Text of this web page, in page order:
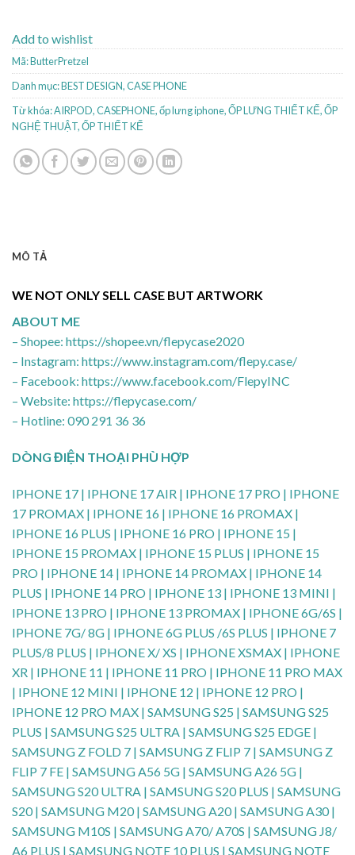
Add to wishlist
Mã:ButterPretzel
Danh mục:BEST DESIGN,CASE PHONE
Từ khóa:AIRPOD,CASEPHONE,ốp lưng iphone,ỐP LƯNG THIẾT KẾ,ỐP
NGHỆ THUẬT,ỐP THIẾT KẾ
MÔ TẢ
WE NOT ONLY SELL CASE BUT ARTWORK
ABOUT ME
– Shopee: https://shopee.vn/flepycase2020
– Instagram: https://www.instagram.com/flepy.case/
– Facebook: https://www.facebook.com/FlepyINC
– Website: https://flepycase.com/
– Hotline: 090 291 36 36
DÒNG ĐIỆN THOẠI PHÙ HỢP
IPHONE 17 | IPHONE 17 AIR | IPHONE 17 PRO | IPHONE
17 PROMAX | IPHONE 16 | IPHONE 16 PROMAX |
IPHONE 16 PLUS | IPHONE 16 PRO | IPHONE 15 |
IPHONE 15 PROMAX | IPHONE 15 PLUS | IPHONE 15
PRO | IPHONE 14 | IPHONE 14 PROMAX | IPHONE 14
PLUS | IPHONE 14 PRO | IPHONE 13 | IPHONE 13 MINI |
IPHONE 13 PRO | IPHONE 13 PROMAX | IPHONE 6G/6S |
IPHONE 7G/ 8G | IPHONE 6G PLUS /6S PLUS | IPHONE 7
PLUS/8 PLUS | IPHONE X/ XS | IPHONE XSMAX | IPHONE
XR | IPHONE 11 | IPHONE 11 PRO | IPHONE 11 PRO MAX
| IPHONE 12 MINI | IPHONE 12 | IPHONE 12 PRO |
IPHONE 12 PRO MAX | SAMSUNG S25 | SAMSUNG S25
PLUS | SAMSUNG S25 ULTRA | SAMSUNG S25 EDGE |
SAMSUNG Z FOLD 7 | SAMSUNG Z FLIP 7 | SAMSUNG Z
FLIP 7 FE | SAMSUNG A56 5G | SAMSUNG A26 5G |
SAMSUNG S20 ULTRA | SAMSUNG S20 PLUS | SAMSUNG
S20 | SAMSUNG M20 | SAMSUNG A20 | SAMSUNG A30 |
SAMSUNG M10S | SAMSUNG A70/ A70S | SAMSUNG J8/
A6 PLUS | SAMSUNG NOTE 10 PLUS | SAMSUNG NOTE